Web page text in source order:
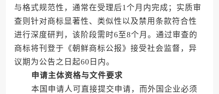
与格式规范性，通常在受理后1个月内完成；实质审
查则针对商标显著性、类似性以及禁用条款符合性
进行深度研判，该阶段需时6至8个月。通过审查的
商标将刊登于《朝鲜商标公报》接受社会监督，异
议期为公告之日起60日内。
申请主体资格与文件要求
本国申请人可直接提交申请，而外国企业必须